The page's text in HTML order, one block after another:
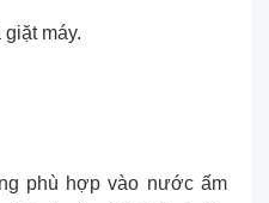
máy.
phù hợp vào nước ấm